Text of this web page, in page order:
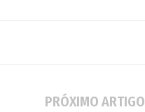
PRÓXIMO ARTIGO